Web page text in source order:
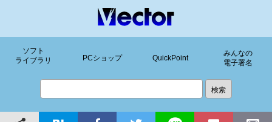
ソフト
ライブラリ
PCショップ QuickPoint
みんなの
電子署名